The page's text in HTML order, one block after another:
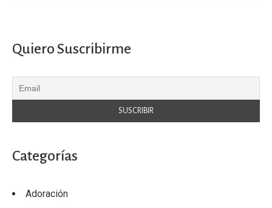
Quiero Suscribirme
Categorías
Adoración